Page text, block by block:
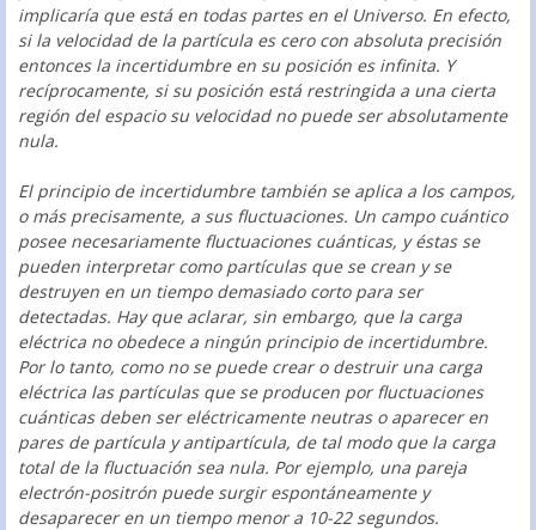
implicaría que está en todas partes en el Universo. En efecto,
si la velocidad de la partícula es cero con absoluta precisión
entonces la incertidumbre en su posición es infinita. Y
recíprocamente, si su posición está restringida a una cierta
región del espacio su velocidad no puede ser absolutamente
nula.
El principio de incertidumbre también se aplica a los campos,
o más precisamente, a sus fluctuaciones. Un campo cuántico
posee necesariamente fluctuaciones cuánticas, y éstas se
pueden interpretar como partículas que se crean y se
destruyen en un tiempo demasiado corto para ser
detectadas. Hay que aclarar, sin embargo, que la carga
eléctrica no obedece a ningún principio de incertidumbre.
Por lo tanto, como no se puede crear o destruir una carga
eléctrica las partículas que se producen por fluctuaciones
cuánticas deben ser eléctricamente neutras o aparecer en
pares de partícula y antipartícula, de tal modo que la carga
total de la fluctuación sea nula. Por ejemplo, una pareja
electrón-positrón puede surgir espontáneamente y
desaparecer en un tiempo menor a 10-22 segundos.